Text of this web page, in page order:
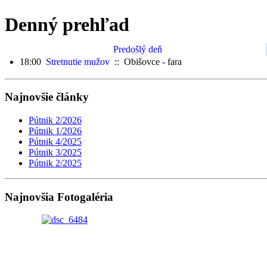
Denný prehľad
Predošlý deň
18:00 Stretnutie mužov :: Obišovce - fara
Najnovšie články
Pútnik 2/2026
Pútnik 1/2026
Pútnik 4/2025
Pútnik 3/2025
Pútnik 2/2025
Najnovšia Fotogaléria